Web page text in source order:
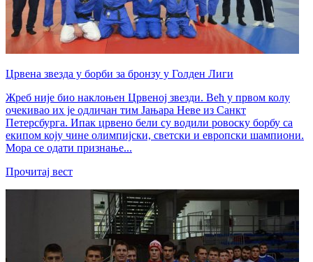
Црвена звезда у борби за бронзу у Голден Лиги
Жреб није био наклоњен Црвеној звезди. Већ у првом колу
очекивао их је одличан тим Јањара Неве из Санкт
Петерсбурга. Ипак црвено бели су водили ровоску борбу са
екипом коју чине олимпијски, светски и европски шампиони.
Мора се одати признање...
Прочитај вест